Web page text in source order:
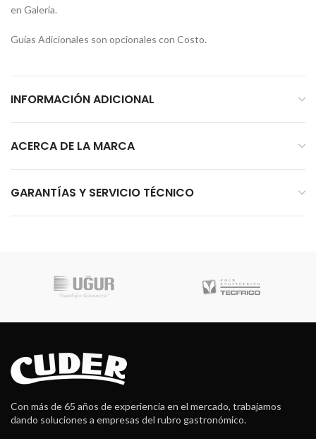
en Galería.
Guías Adicionales son opcionales con Costo.
INFORMACIÓN ADICIONAL
ACERCA DE LA MARCA
GARANTÍAS Y SERVICIO TÉCNICO
Con más de 65 años de experiencia en el mercado, trabajamos
dando soluciones a empresas del rubro gastronómico.